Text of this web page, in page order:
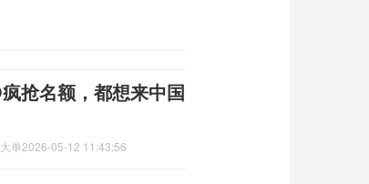
抢名额，都想来中国
单2026-05-12 11:43:56